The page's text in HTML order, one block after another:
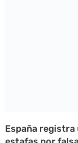
España registra